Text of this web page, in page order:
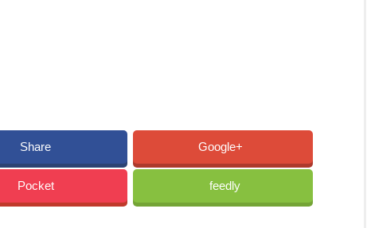
Share Google+
Pocket feedly